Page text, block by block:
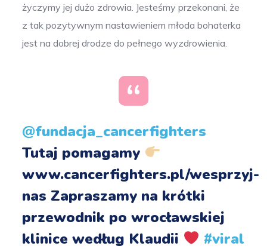
życzymy jej dużo zdrowia. Jesteśmy przekonani, że
z tak pozytywnym nastawieniem młoda bohaterka
jest na dobrej drodze do pełnego wyzdrowienia.
@fundacja_cancerfighters
Tutaj pomagamy
www.cancerfighters.pl/wesprzyj-
nas Zapraszamy na krótki
przewodnik po wrocławskiej
klinice według Klaudii
#viral